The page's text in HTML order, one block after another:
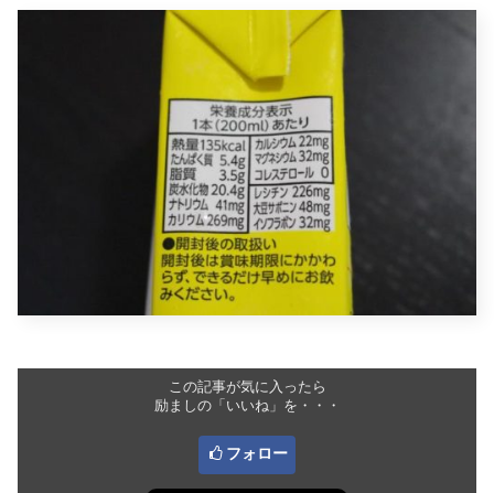
この記事が気に入ったら
励ましの「いいね」を・・・
フォロー